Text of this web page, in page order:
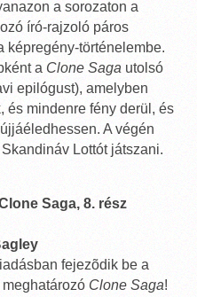
a sorozaton a
író-rajzoló páros
képregény-történelembe.
a Clone Saga utolsó
epilógust), amelyben
és mindenre fény derül, és
A végén
Lottót játszani.
Saga, 8. rész
fejezõdik be a
Clone Saga!